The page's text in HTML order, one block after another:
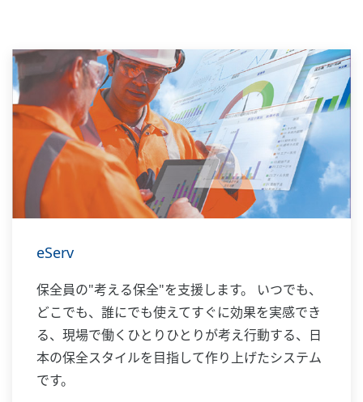
eServ
保全員の"考える保全"を支援します。 いつでも、
どこでも、誰にでも使えてすぐに効果を実感でき
る、現場で働くひとりひとりが考え行動する、日
本の保全スタイルを目指して作り上げたシステム
です。